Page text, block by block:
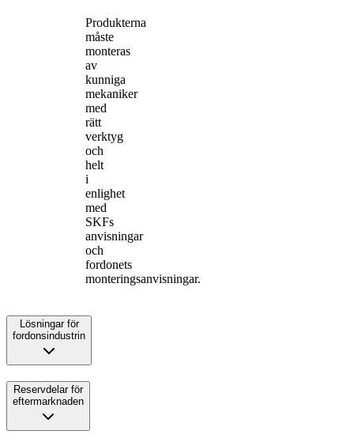
Produkterna
måste
monteras
av
kunniga
mekaniker
med
rätt
verktyg
och
helt
i
enlighet
med
SKFs
anvisningar
och
fordonets
monteringsanvisningar.
Lösningar för
fordonsindustrin
Reservdelar för
eftermarknaden